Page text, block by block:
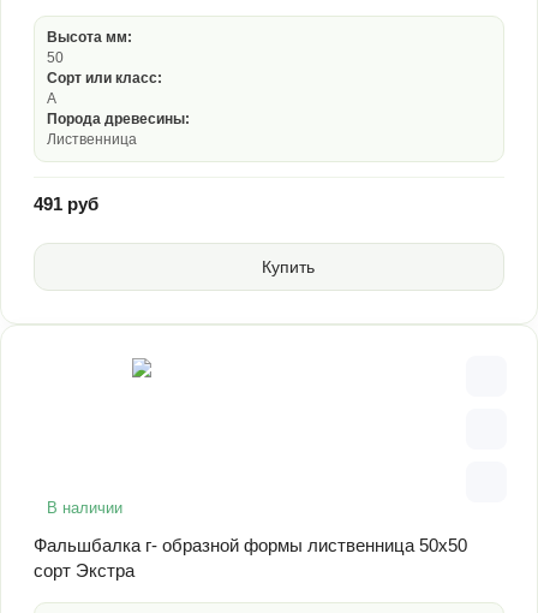
Высота мм:
50
Сорт или класс:
А
Порода древесины:
Лиственница
491 руб
Купить
В наличии
Фальшбалка г- образной формы лиственница 50х50
сорт Экстра